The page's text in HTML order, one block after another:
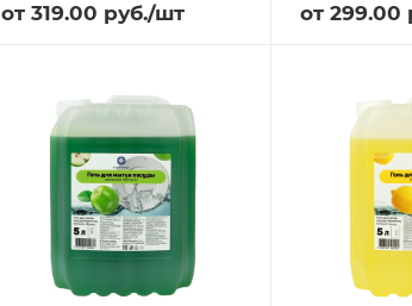
от 319.00 руб./шт от 299.00